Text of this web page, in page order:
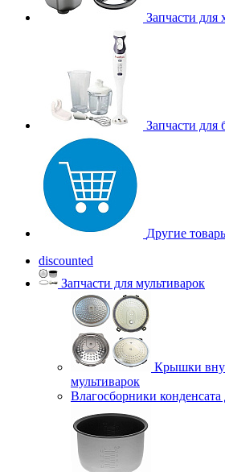
Запчасти для
Запчасти для
Другие
discounted
Запчасти для мультиварок
Крышки
мультиварок
Влагосборники конденсата